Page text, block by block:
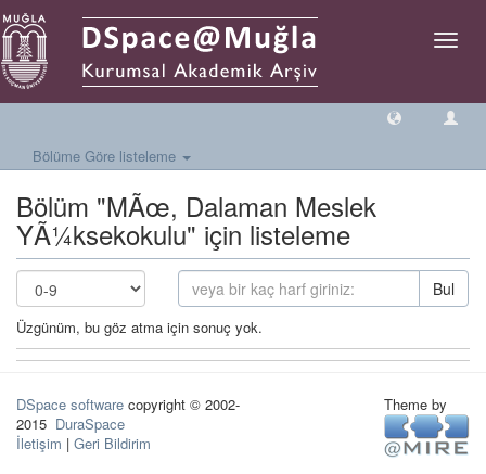
Geçiş
Bölüme Göre listeleme
Bölüm "MÃœ, Dalaman Meslek
YÃ¼ksekokulu" için listeleme
Bul
Üzgünüm, bu göz atma için sonuç yok.
DSpace software copyright © 2002-
2015 DuraSpace
İletişim | Geri Bildirim
Theme by